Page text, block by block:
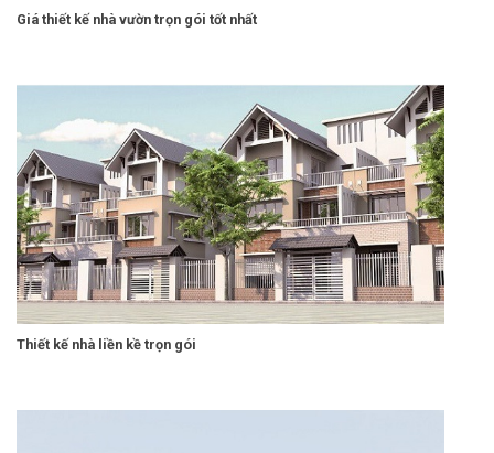
Giá thiết kế nhà vườn trọn gói tốt nhất
Thiết kế nhà liền kề trọn gói